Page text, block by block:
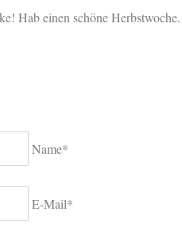
Hab einen schöne Herbstwoche.
Name*
E-Mail*